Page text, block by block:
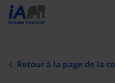
Retour à la page de la